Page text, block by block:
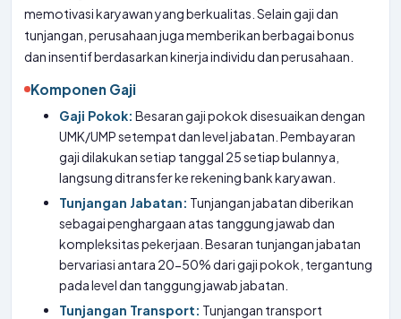
memotivasi karyawan yang berkualitas. Selain gaji dan
tunjangan, perusahaan juga memberikan berbagai bonus
dan insentif berdasarkan kinerja individu dan perusahaan.
Komponen Gaji
Gaji Pokok: Besaran gaji pokok disesuaikan dengan
UMK/UMP setempat dan level jabatan. Pembayaran
gaji dilakukan setiap tanggal 25 setiap bulannya,
langsung ditransfer ke rekening bank karyawan.
Tunjangan Jabatan: Tunjangan jabatan diberikan
sebagai penghargaan atas tanggung jawab dan
kompleksitas pekerjaan. Besaran tunjangan jabatan
bervariasi antara 20-50% dari gaji pokok, tergantung
pada level dan tanggung jawab jabatan.
Tunjangan Transport: Tunjangan transport